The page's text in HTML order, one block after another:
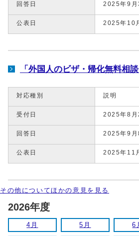
回答日 2025年9月
公表日 2025年10
「外国人のビザ・帰化無料相
対応種別 説明
受付日 2025年8月
回答日 2025年9月
公表日 2025年11
その他についてほかの意見を見る
2026年度
4月 5月 6